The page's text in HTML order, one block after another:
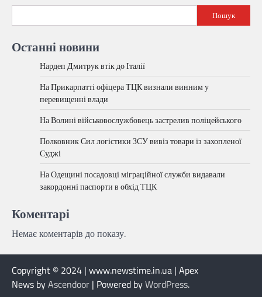
Пошук
Останні новини
Нардеп Дмитрук втік до Італії
На Прикарпатті офіцера ТЦК визнали винним у
перевищенні влади
На Волині військовослужбовець застрелив поліцейського
Полковник Сил логістики ЗСУ вивіз товари із захопленої
Суджі
На Одещині посадовці міграційної служби видавали
закордонні паспорти в обхід ТЦК
Коментарі
Немає коментарів до показу.
Copyright © 2024 | www.newstime.in.ua | Apex
News byAscendoor | Powered byWordPress.